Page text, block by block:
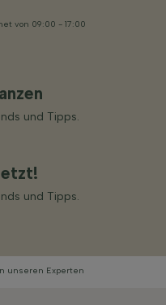
von 09:00 - 17:00
und Tipps.
und Tipps.
unseren Experten